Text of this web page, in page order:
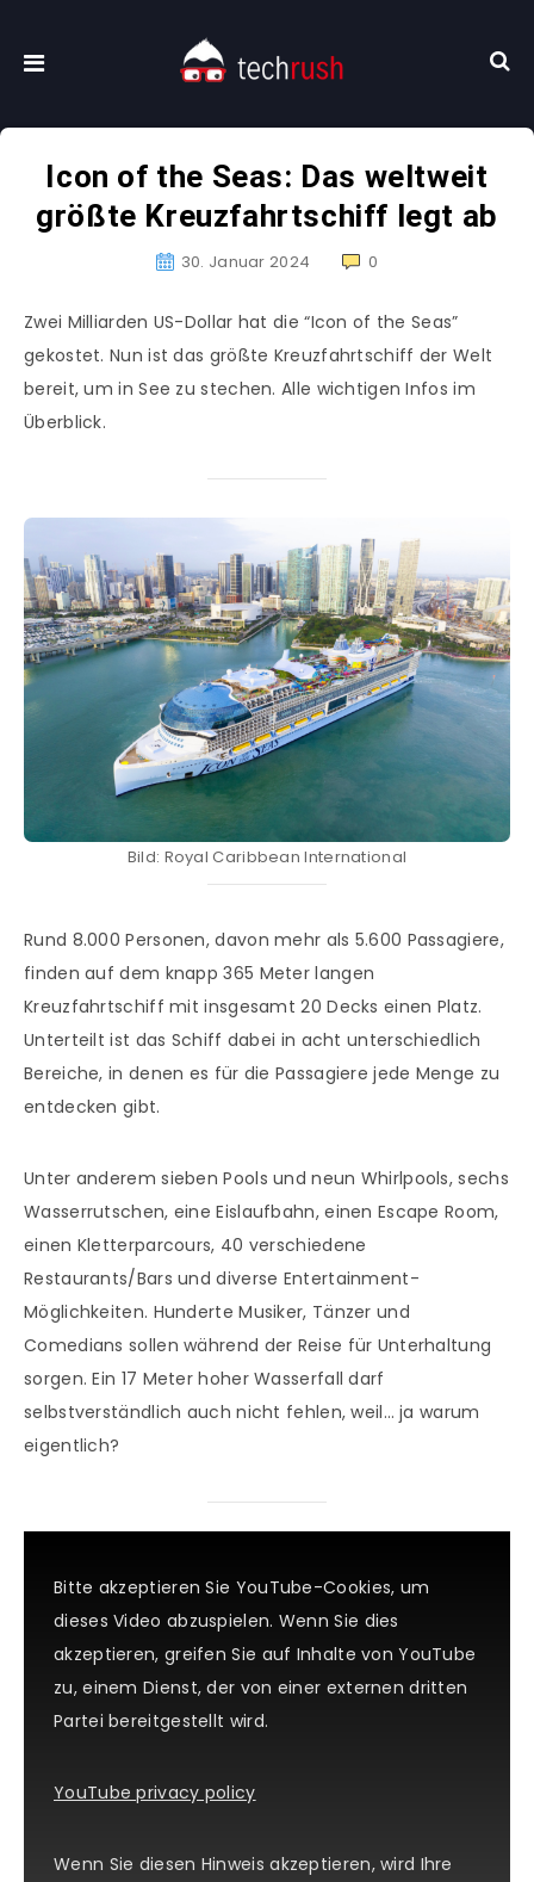
Icon of the Seas: Das weltweit
größte Kreuzfahrtschiff legt ab
30. Januar 2024 0
Zwei Milliarden US-Dollar hat die “Icon of the Seas”
gekostet. Nun ist das größte Kreuzfahrtschiff der Welt
bereit, um in See zu stechen. Alle wichtigen Infos im
Überblick.
Bild: Royal Caribbean International
Rund 8.000 Personen, davon mehr als 5.600 Passagiere,
finden auf dem knapp 365 Meter langen
Kreuzfahrtschiff mit insgesamt 20 Decks einen Platz.
Unterteilt ist das Schiff dabei in acht unterschiedlich
Bereiche, in denen es für die Passagiere jede Menge zu
entdecken gibt.
Unter anderem sieben Pools und neun Whirlpools, sechs
Wasserrutschen, eine Eislaufbahn, einen Escape Room,
einen Kletterparcours, 40 verschiedene
Restaurants/Bars und diverse Entertainment-
Möglichkeiten. Hunderte Musiker, Tänzer und
Comedians sollen während der Reise für Unterhaltung
sorgen. Ein 17 Meter hoher Wasserfall darf
selbstverständlich auch nicht fehlen, weil… ja warum
eigentlich?
Bitte akzeptieren Sie YouTube-Cookies, um
dieses Video abzuspielen. Wenn Sie dies
akzeptieren, greifen Sie auf Inhalte von YouTube
zu, einem Dienst, der von einer externen dritten
Partei bereitgestellt wird.
YouTube privacy policy
Wenn Sie diesen Hinweis akzeptieren, wird Ihre